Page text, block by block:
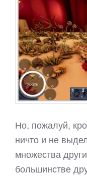
Но, пожалуй,
ничто и не
множества
большинстве